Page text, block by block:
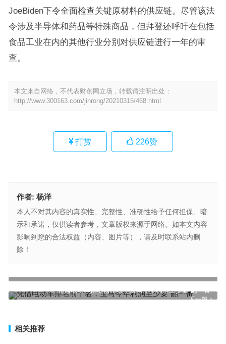
JoeBiden下令全面检查关键原材料的供应链。尽管该法
令涉及半导体和药品等特殊商品，但拜登还呼吁在包括
食品工业在内的其他行业分别对供应链进行一年的审
查。
本文来自网络，不代表财创网立场，转载请注明出处：
http://www.300163.com/jinrong/20210315/468.html
打赏 226赞
作者: 杨洋
本人不对其内容的真实性、完整性、准确性给予任何担保、暗
示和承诺，仅供读者参考，文章版权来源于网络。如本文内容
影响到您的合法权益（内容、图片等），请及时联系站内删
除！
下一篇
凭借电动车排名前十名，宝马今年利润至少要“翻一番”
相关推荐